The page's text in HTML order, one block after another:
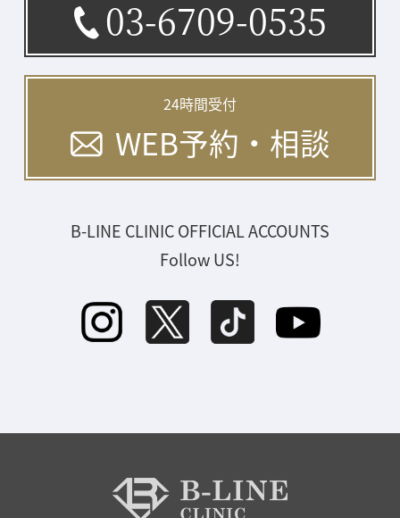
03-6709-0535
24時間受付
WEB予約・相談
B-LINE CLINIC OFFICIAL ACCOUNTS
Follow US!